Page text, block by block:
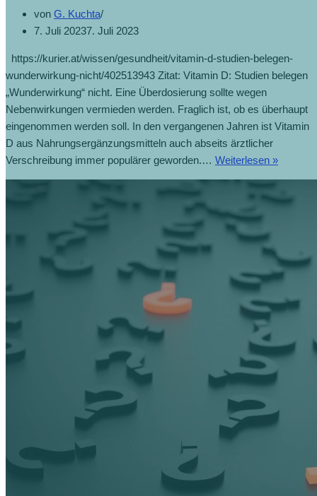
von G. Kuchta
7. Juli 20237. Juli 2023
https://kurier.at/wissen/gesundheit/vitamin-d-studien-belegen-
wunderwirkung-nicht/402513943 Zitat: Vitamin D: Studien belegen
„Wunderwirkung“ nicht. Eine Überdosierung sollte wegen
Nebenwirkungen vermieden werden. Fraglich ist, ob es überhaupt
eingenommen werden soll. In den vergangenen Jahren ist Vitamin
D aus Nahrungsergänzungsmitteln auch abseits ärztlicher
Verschreibung immer populärer geworden.… Weiterlesen »